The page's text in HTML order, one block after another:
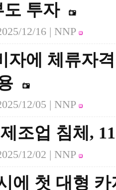
투자
12/16 | NNP
자에 체류자
12/05 | NNP
조업 침체,
12/02 | NNP
에 첫 대형